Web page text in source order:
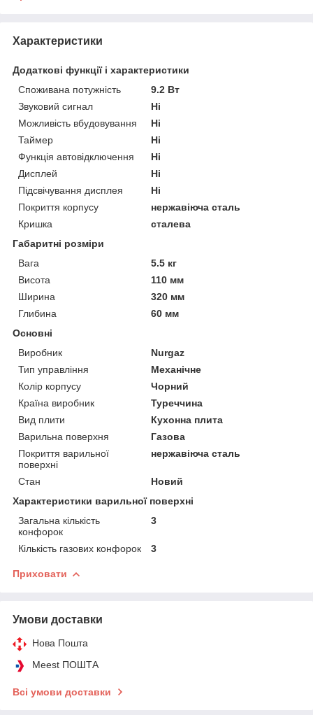
Характеристики
Додаткові функції і характеристики
Споживана потужність
9.2 Вт
Звуковий сигнал
Ні
Можливість вбудовування
Ні
Таймер
Ні
Функція автовідключення
Ні
Дисплей
Ні
Підсвічування дисплея
Ні
Покриття корпусу
нержавіюча сталь
Кришка
сталева
Габаритні розміри
Вага
5.5 кг
Висота
110 мм
Ширина
320 мм
Глибина
60 мм
Основні
Виробник
Nurgaz
Тип управління
Механічне
Колір корпусу
Чорний
Країна виробник
Туреччина
Вид плити
Кухонна плита
Варильна поверхня
Газова
Покриття варильної
поверхні
нержавіюча сталь
Стан
Новий
Характеристики варильної поверхні
Загальна кількість
конфорок
3
Кількість газових конфорок 3
Приховати
Умови доставки
Нова Пошта
Meest ПОШТА
Всі умови доставки